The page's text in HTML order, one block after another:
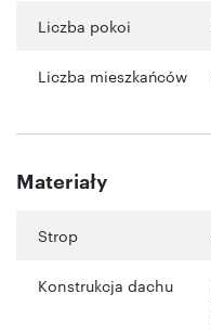
Liczba pokoi
Liczba mieszkańców
Materiały
Strop
Konstrukcja dachu